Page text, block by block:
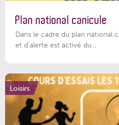
Plan national canicule
Dans le cadre du plan national
et d’alerte est activé du...
Loisirs